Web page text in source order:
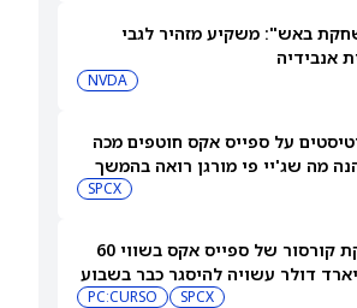
באש": משקיע מזהיר לגבי
אנבידיה
NVDA
על ספייס אקס חוטפים מכה
מה שג'יי פי מורגן רואה בהמשך
SPCX
עסקת קורסור של ספייס אקס בשווי 60
דולר עשויה להיסגר כבר בשבוע
SPCX
PC:CURSO